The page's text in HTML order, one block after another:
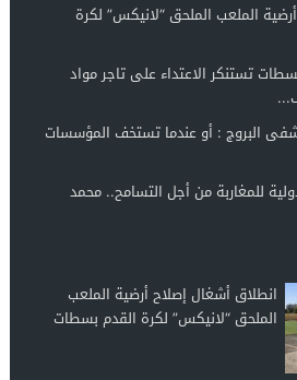
الملعب الملحق “لانيكس” لكرة
تستنكر الاعتداء على تاجر مواد
البروج : أو عندما تستخف المؤسسات
للمغاربة من أجل التسامح.. محمد
انطلاق أشغال إصلاح أرضية الملعب
الملحق “لانيكس” لكرة القدم بسطات